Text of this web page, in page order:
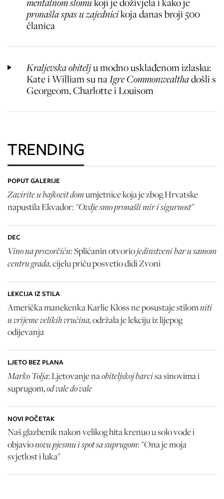
mentalnom slomukoji je doživjela i kako je
pronašla spas u zajednicikoja danas broji 500
članica
Kraljevska obitelju modno usklađenom izlasku:
Kate i William su naIgre Commonwealthadošli s
Georgeom, Charlotte i Louisom
TRENDING
POPUT GALERIJE
Zavirite u bajkovit domumjetnice koja je zbog Hrvatske
napustila Ekvador: "Ovdje smo pronašli mir i sigurnost"
DEC
Vino na prozorčiću: Splićanin otvoriojedinstveni bar u samom
centru grada, cijelu priču posvetio didi Zvoni
LEKCIJA IZ STILA
Američka manekenka Karlie Kloss ne posustaje stilomniti
u vrijeme velikih vrućina,održala je lekciju iz lijepog
odijevanja
LJETO BEZ PLANA
Marko Tolja: Ljetovanje naobiteljskoj barcisa sinovima i
suprugom,od vale do vale
NOVI POČETAK
Naš glazbenik nakon velikog hita krenuo u solo vode i
objavionovu pjesmu i spot sa suprugom: "Ona je moja
svjetlost i luka"